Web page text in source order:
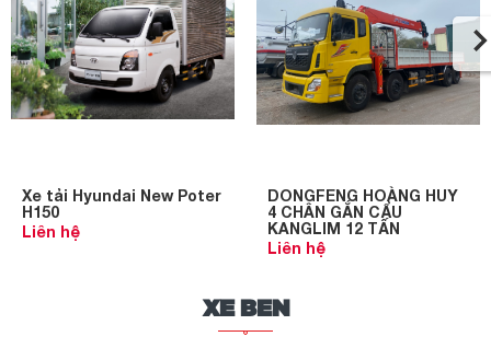
Xe tải Hyundai New Poter
H150
Liên hệ
DONGFENG HOÀNG HUY
4 CHÂN GẮN CẨU
KANGLIM 12 TẤN
Liên hệ
XE BEN